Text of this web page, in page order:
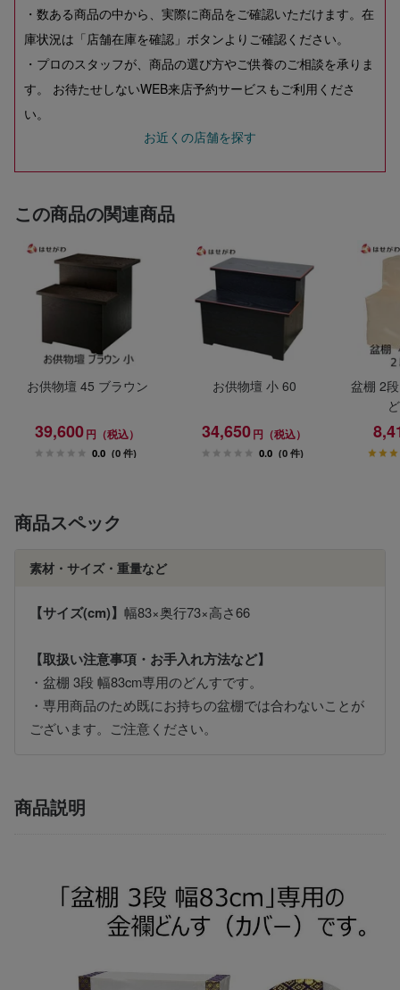
・数ある商品の中から、実際に商品をご確認いただけます。在
庫状況は「店舗在庫を確認」ボタンよりご確認ください。
・プロのスタッフが、商品の選び方やご供養のご相談を承りま
す。 お待たせしないWEB来店予約サービスもご利用くださ
い。
お近くの店舗を探す
この商品の関連商品
お供物壇 45 ブラウン
39,600円（税込）
0.0 (0 件)
お供物壇 小 60
34,650円（税込）
0.0 (0 件)
盆棚 2
商品スペック
素材・サイズ・重量など
【サイズ(cm)】 幅83×奥行73×高さ66
【取扱い注意事項・お手入れ方法など】
・盆棚 3段 幅83cm専用のどんすです。
・専用商品のため既にお持ちの盆棚では合わないことが
ございます。ご注意ください。
商品説明